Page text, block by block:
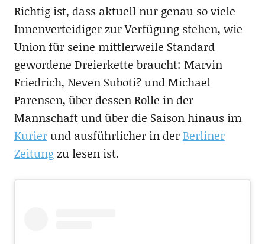
Richtig ist, dass aktuell nur genau so viele
Innenverteidiger zur Verfügung stehen, wie
Union für seine mittlerweile Standard
gewordene Dreierkette braucht: Marvin
Friedrich, Neven Suboti? und Michael
Parensen, über dessen Rolle in der
Mannschaft und über die Saison hinaus im
Kurierund ausführlicher in derBerliner
Zeitungzu lesen ist.